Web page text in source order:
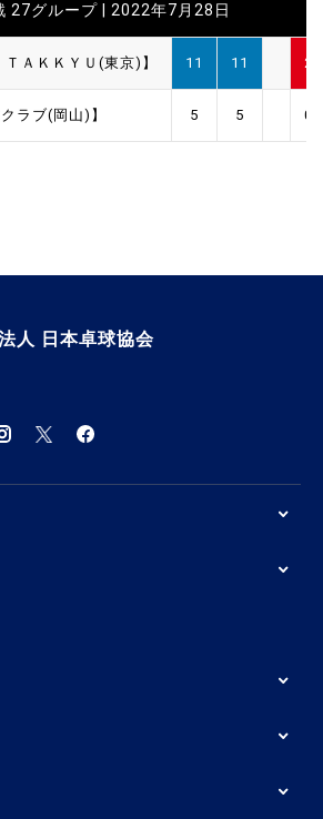
27グループ | 2022年7月28日
ＡＫＫＹＵ(東京)】 11 11 2
ラブ(岡山)】 5 5 0
人 日本卓球協会